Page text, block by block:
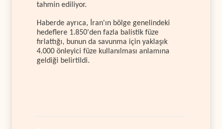
tahmin ediliyor.
Haberde ayrıca, İran'ın bölge genelindeki
hedeflere 1.850'den fazla balistik füze
fırlattığı, bunun da savunma için yaklaşık
4.000 önleyici füze kullanılması anlamına
geldiği belirtildi.